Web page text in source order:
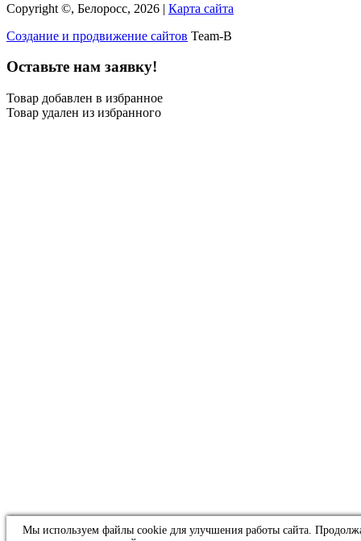
Copyright ©, Белоросс, 2026 | Карта сайта
Создание и продвижение сайтов Team-B
Оставьте нам заявку!
Товар добавлен в избранное
Товар удален из избранного
Мы используем файлы cookie для улучшения работы сайта.